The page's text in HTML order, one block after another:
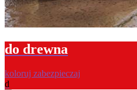
do drewna
koloruj zabezpieczaj
d